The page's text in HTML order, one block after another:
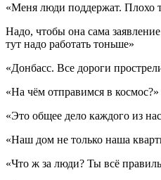
«Меня люди поддержат. Плохо
Надо, чтобы она сама
тут надо работать тоньше»
«Донбасс. Все дороги
«На чём отправимся в
«Это общее дело каждого из
«Наш дом не только наша
«Что ж за люди? Ты всё